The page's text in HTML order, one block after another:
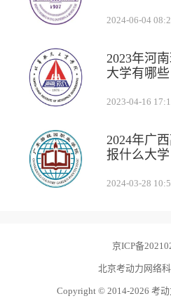
2024-06-04
2023年河
大学有哪些
2023-04-16
2024年广
报什么大学
2024-03-28
京ICP备
北京考动力网络
Copyright © 2014-2026 考动